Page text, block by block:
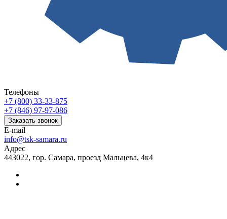
Телефоны
+7 (800) 33-33-875
+7 (846) 97-97-086
Заказать звонок
E-mail
info@tsk-samara.ru
Адрес
443022, гор. Самара, проезд Мальцева, 4к4